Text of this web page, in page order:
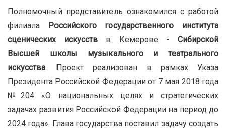
Полномочный представитель ознакомился с работой
филиала
Российского государственного института
сценических искусств в Кемерове - Сибирской
Высшей школы музыкального и театрального
искусства. Проект реализован в рамках Указа
Президента Российской Федерации от 7 мая 2018 года
№204 «О национальных целях и стратегических
задачах развития Российской Федерации на период до
2024 года». Глава государства поставил задачу создать